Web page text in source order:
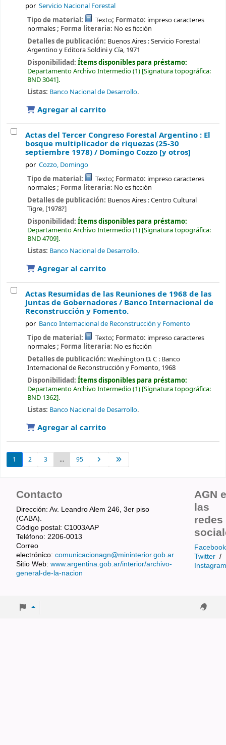
por Servicio Nacional Forestal
Tipo de material: Texto; Formato: impreso caracteres
normales; Forma literaria: No es ficción
Detalles de publicación: Buenos Aires :Servicio Forestal
Argentino y Editora Soldini y Cía, 1971
Disponibilidad: Ítems disponibles para préstamo:
Departamento Archivo Intermedio(1) Signatura topográfica:
BND 3041 .
Listas: Banco Nacional de Desarrollo.
Agregar al carrito
Actas del Tercer Congreso Forestal Argentino : El
bosque multiplicador de riquezas (25-30
septiembre 1978) / Domingo Cozzo [y otros]
por Cozzo, Domingo
Tipo de material: Texto; Formato: impreso caracteres
normales; Forma literaria: No es ficción
Detalles de publicación: Buenos Aires :Centro Cultural
Tigre, [1978?]
Disponibilidad: Ítems disponibles para préstamo:
Departamento Archivo Intermedio(1) Signatura topográfica:
BND 4709 .
Listas: Banco Nacional de Desarrollo.
Agregar al carrito
Actas Resumidas de las Reuniones de 1968 de las
Juntas de Gobernadores / Banco Internacional de
Reconstrucción y Fomento.
por Banco Internacional de Reconstrucción y Fomento
Tipo de material: Texto; Formato: impreso caracteres
normales; Forma literaria: No es ficción
Detalles de publicación: Washington D. C : Banco
Internacional de Reconstrucción y Fomento, 1968
Disponibilidad: Ítems disponibles para préstamo:
Departamento Archivo Intermedio(1) Signatura topográfica:
BND 1362 .
Listas: Banco Nacional de Desarrollo.
Agregar al carrito
1 2 3 ... 95
Contacto
Dirección: Av. Leandro Alem 246, 3er piso
(CABA).
Código postal: C1003AAP
Teléfono: 2206-0013
Correo
electrónico: comunicacionagn@mininterior.gob.ar
Sitio Web: www.argentina.gob.ar/interior/archivo-
general-de-la-nacion
AGN
las
redes
Facebook
Twitter /
Instagram